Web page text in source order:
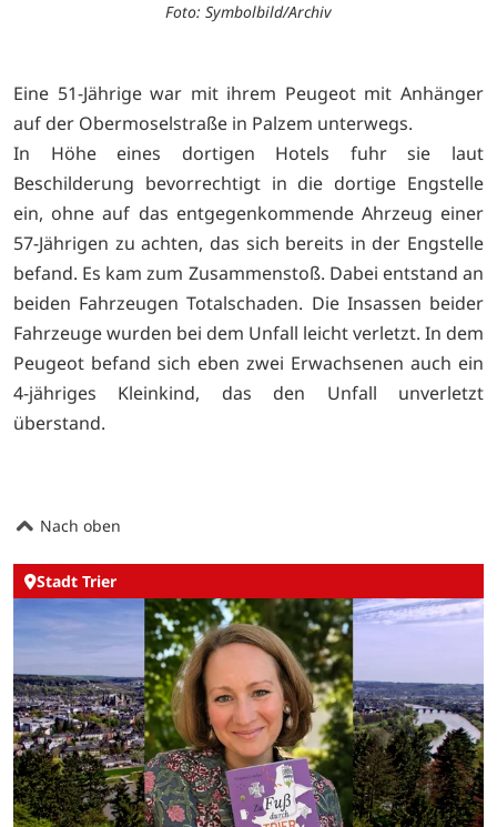
Foto: Symbolbild/Archiv
Eine 51-Jährige war mit ihrem Peugeot mit Anhänger
auf der Obermoselstraße in Palzem unterwegs.
In Höhe eines dortigen Hotels fuhr sie laut
Beschilderung bevorrechtigt in die dortige Engstelle
ein, ohne auf das entgegenkommende Ahrzeug einer
57-Jährigen zu achten, das sich bereits in der Engstelle
befand. Es kam zum Zusammenstoß. Dabei entstand an
beiden Fahrzeugen Totalschaden. Die Insassen beider
Fahrzeuge wurden bei dem Unfall leicht verletzt. In dem
Peugeot befand sich eben zwei Erwachsenen auch ein
4-jähriges Kleinkind, das den Unfall unverletzt
überstand.
Nach oben
Stadt Trier